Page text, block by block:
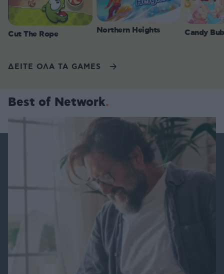
Cut The Rope Northern Heights Candy
ΔΕΙΤΕ ΟΛΑ ΤΑ GAMES
Best of Network